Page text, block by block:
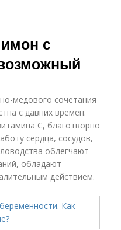
с
медового сочетания
с давних времен.
C, благотворно
сердца, сосудов,
облегчают
обладают
действием.